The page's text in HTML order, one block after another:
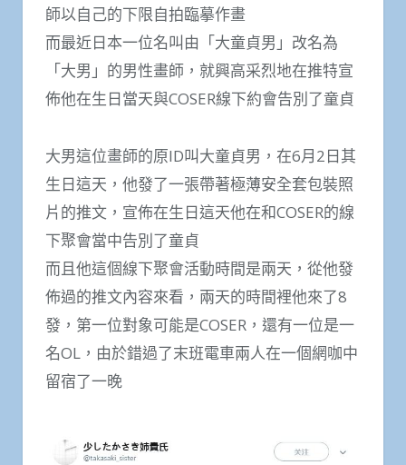
師以自己的下限自拍臨摹作畫
而最近日本一位名叫由「大童貞男」改名為
「大男」的男性畫師，就興高采烈地在推特宣
佈他在生日當天與COSER線下約會告別了童貞
大男這位畫師的原ID叫大童貞男，在6月2日其
生日這天，他發了一張帶著極薄安全套包裝照
片的推文，宣佈在生日這天他在和COSER的線
下聚會當中告別了童貞
而且他這個線下聚會活動時間是兩天，從他發
佈過的推文內容來看，兩天的時間裡他來了8
發，第一位對象可能是COSER，還有一位是一
名OL，由於錯過了末班電車兩人在一個網咖中
留宿了一晚